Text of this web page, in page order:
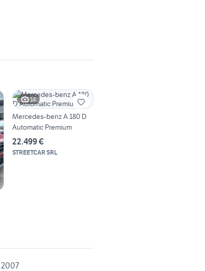
14
Mercedes-benz A 180 D
Automatic Premium
22.499 €
STREETCAR SRL
2007